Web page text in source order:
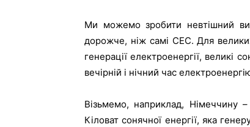
Ми можемо зробити невтішний
дорожче, ніж самі СЕС. Для
генерації електроенергії, великі
вечірній і нічний час
Візьмемо, наприклад, Німеччину –
Кіловат сонячної енергії, яка